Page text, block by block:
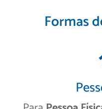
Formas